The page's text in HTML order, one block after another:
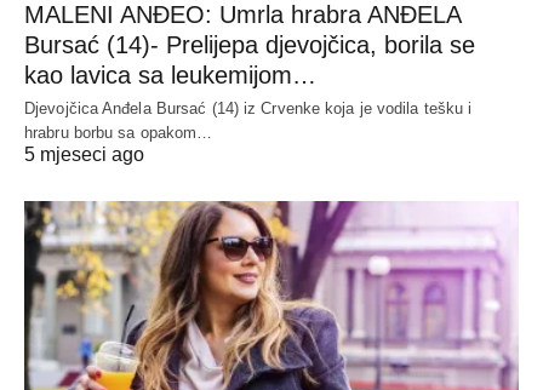
MALENI ANĐEO: Umrla hrabra ANĐELA
Bursać (14)- Prelijepa djevojčica, borila se
kao lavica sa leukemijom…
Djevojčica Anđela Bursać (14) iz Crvenke koja je vodila tešku i
hrabru borbu sa opakom…
5 mjeseci ago